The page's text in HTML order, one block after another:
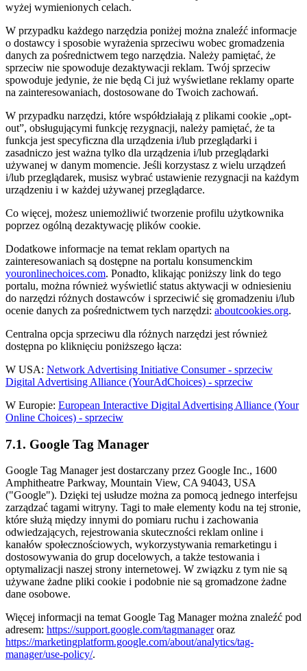
wyżej wymienionych celach.
W przypadku każdego narzędzia poniżej można znaleźć informacje
o dostawcy i sposobie wyrażenia sprzeciwu wobec gromadzenia
danych za pośrednictwem tego narzędzia. Należy pamiętać, że
sprzeciw nie spowoduje dezaktywacji reklam. Twój sprzeciw
spowoduje jedynie, że nie będą Ci już wyświetlane reklamy oparte
na zainteresowaniach, dostosowane do Twoich zachowań.
W przypadku narzędzi, które współdziałają z plikami cookie „opt-
out”, obsługującymi funkcję rezygnacji, należy pamiętać, że ta
funkcja jest specyficzna dla urządzenia i/lub przeglądarki i
zasadniczo jest ważna tylko dla urządzenia i/lub przeglądarki
używanej w danym momencie. Jeśli korzystasz z wielu urządzeń
i/lub przeglądarek, musisz wybrać ustawienie rezygnacji na każdym
urządzeniu i w każdej używanej przeglądarce.
Co więcej, możesz uniemożliwić tworzenie profilu użytkownika
poprzez ogólną dezaktywację plików cookie.
Dodatkowe informacje na temat reklam opartych na
zainteresowaniach są dostępne na portalu konsumenckim
youronlinechoices.com. Ponadto, klikając poniższy link do tego
portalu, można również wyświetlić status aktywacji w odniesieniu
do narzędzi różnych dostawców i sprzeciwić się gromadzeniu i/lub
ocenie danych za pośrednictwem tych narzędzi: aboutcookies.org.
Centralna opcja sprzeciwu dla różnych narzędzi jest również
dostępna po kliknięciu poniższego łącza:
W USA: Network Advertising Initiative Consumer - sprzeciw
Digital Advertising Alliance (YourAdChoices) - sprzeciw
W Europie: European Interactive Digital Advertising Alliance (Your
Online Choices) - sprzeciw
7.1. Google Tag Manager
Google Tag Manager jest dostarczany przez Google Inc., 1600
Amphitheatre Parkway, Mountain View, CA 94043, USA
("Google"). Dzięki tej usłudze można za pomocą jednego interfejsu
zarządzać tagami witryny. Tagi to małe elementy kodu na tej stronie,
które służą między innymi do pomiaru ruchu i zachowania
odwiedzających, rejestrowania skuteczności reklam online i
kanałów społecznościowych, wykorzystywania remarketingu i
dostosowywania do grup docelowych, a także testowania i
optymalizacji naszej strony internetowej. W związku z tym nie są
używane żadne pliki cookie i podobnie nie są gromadzone żadne
dane osobowe.
Więcej informacji na temat Google Tag Manager można znaleźć pod
adresem: https://support.google.com/tagmanageroraz
https://marketingplatform.google.com/about/analytics/tag-
manager/use-policy/.